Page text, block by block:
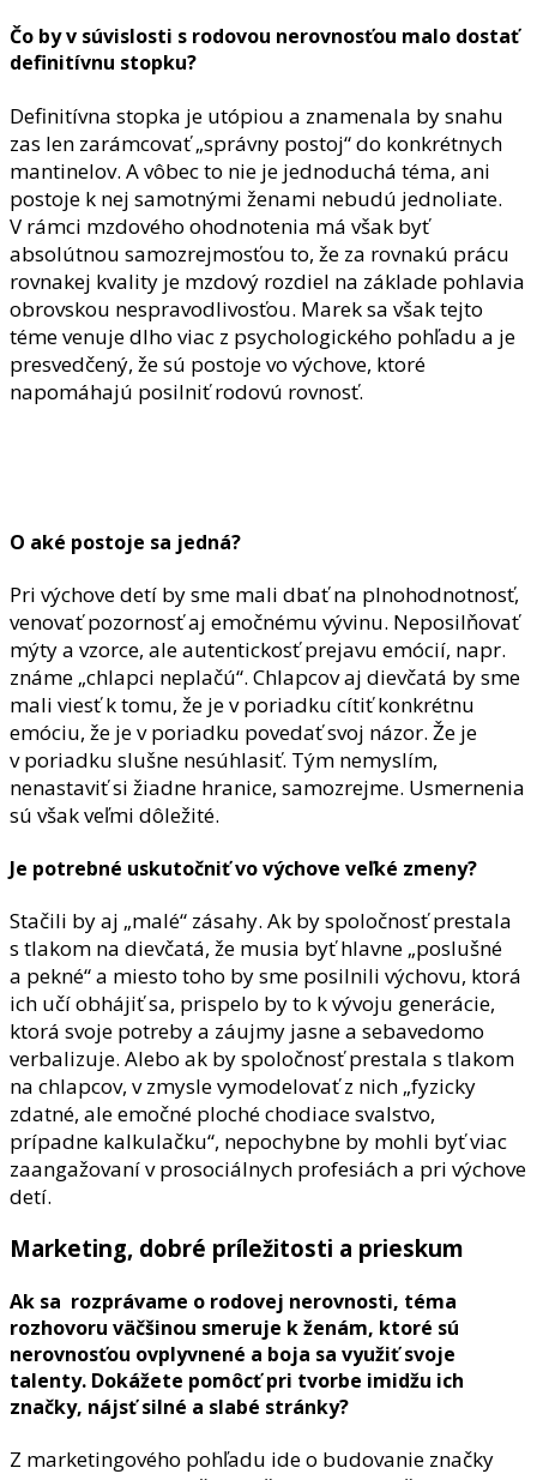
Čo by v súvislosti s rodovou nerovnosťou malo dostať
definitívnu stopku?
Definitívna stopka je utópiou a znamenala by snahu
zas len zarámcovať „správny postoj“ do konkrétnych
mantinelov. A vôbec to nie je jednoduchá téma, ani
postoje k nej samotnými ženami nebudú jednoliate.
V rámci mzdového ohodnotenia má však byť
absolútnou samozrejmosťou to, že za rovnakú prácu
rovnakej kvality je mzdový rozdiel na základe pohlavia
obrovskou nespravodlivosťou. Marek sa však tejto
téme venuje dlho viac z psychologického pohľadu a je
presvedčený, že sú postoje vo výchove, ktoré
napomáhajú posilniť rodovú rovnosť.
O aké postoje sa jedná?
Pri výchove detí by sme mali dbať na plnohodnotnosť,
venovať pozornosť aj emočnému vývinu. Neposilňovať
mýty a vzorce, ale autentickosť prejavu emócií, napr.
známe „chlapci neplačú“. Chlapcov aj dievčatá by sme
mali viesť k tomu, že je v poriadku cítiť konkrétnu
emóciu, že je v poriadku povedať svoj názor. Že je
v poriadku slušne nesúhlasiť. Tým nemyslím,
nenastaviť si žiadne hranice, samozrejme. Usmernenia
sú však veľmi dôležité.
Je potrebné uskutočniť vo výchove veľké zmeny?
Stačili by aj „malé“ zásahy. Ak by spoločnosť prestala
s tlakom na dievčatá, že musia byť hlavne „poslušné
a pekné“ a miesto toho by sme posilnili výchovu, ktorá
ich učí obhájiť sa, prispelo by to k vývoju generácie,
ktorá svoje potreby a záujmy jasne a sebavedomo
verbalizuje. Alebo ak by spoločnosť prestala s tlakom
na chlapcov, v zmysle vymodelovať z nich „fyzicky
zdatné, ale emočné ploché chodiace svalstvo,
prípadne kalkulačku“, nepochybne by mohli byť viac
zaangažovaní v prosociálnych profesiách a pri výchove
detí.
Marketing, dobré príležitosti a prieskum
Ak sa rozprávame o rodovej nerovnosti, téma
rozhovoru väčšinou smeruje k ženám, ktoré sú
nerovnosťou ovplyvnené a boja sa využiť svoje
talenty. Dokážete pomôcť pri tvorbe imidžu ich
značky, nájsť silné a slabé stránky?
Z marketingového pohľadu ide o budovanie značky